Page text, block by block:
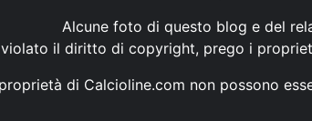
Alcune foto di questo blog e del
il diritto di copyright, prego i
di Calcioline.com non possono